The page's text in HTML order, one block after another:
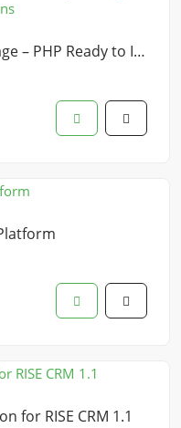
Share Code Recurring PayPage – PHP Ready to Integrate Payment Gateways for Subscriptions
for RISE CRM 1.1